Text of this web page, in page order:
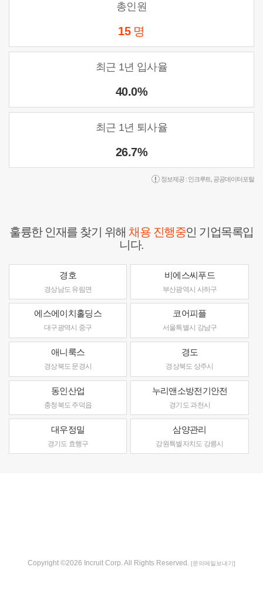
총인원
15 명
최근 1년 입사율
40.0%
최근 1년 퇴사율
26.7%
정보제공 : 인크루트 공공데이터포털
훌륭한 인재를 찾기 위해채용 진행중인 기업목록입
니다.
경호
경상남도 유림면
비에스씨푸드
부산광역시 사하구
에스에이치홀딩스
대구광역시 중구
코어피플
서울특별시 강남구
애니룩스
경상북도 문경시
경도
경상북도 상주시
동인산업
충청북도 주덕읍
누리앤소방전기안전
경기도 과천시
대우정밀
경기도 효행구
삼양관리
강원특별자치도 강릉시
Copyright ©2026 Incruit Corp. All Rights Reserved. [문의메일보내기]